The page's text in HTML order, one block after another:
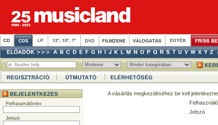
Felhasználónév
Jelszó
A vásárlás megkezdéséhez be kell
Jelszó